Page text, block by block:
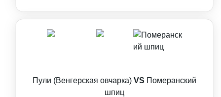
Пули (Венгерская овчарка) VS Померанский
шпиц